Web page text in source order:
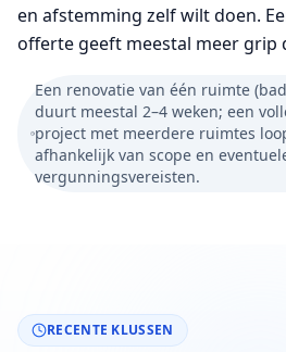
en afstemming zelf wilt doen.
offerte geeft meestal meer grip
Een renovatie van één ruimte
duurt meestal 2–4 weken; een
project met meerdere ruimtes
afhankelijk van scope en
vergunningsvereisten.
RECENTE KLUSSEN